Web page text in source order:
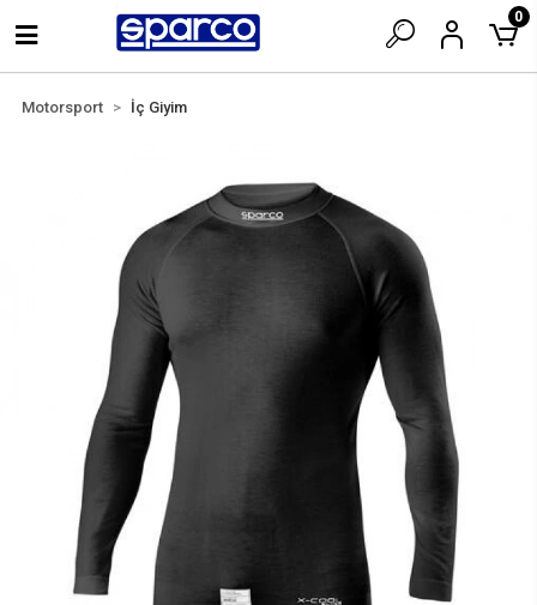
0
Motorsport İç Giyim